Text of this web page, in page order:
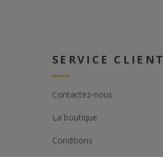
SERVICE CLIENT
Contactez-nous
La boutique
Conditions